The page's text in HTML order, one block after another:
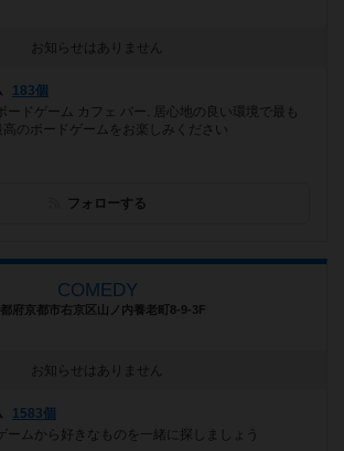
お知らせはありません
183個
ードゲーム カフェ バー. 居心地の良い環境で最も
高のボードゲームをお楽しみください
フォローする
COMEDY
府京都市右京区山ノ内養老町8-9-3F
お知らせはありません
1583個
ームから好きなものを一緒に探しましょう